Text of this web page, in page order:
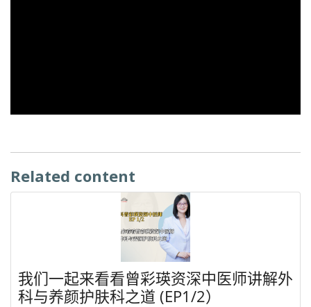
Related content
我们一起来看看曾彩瑛资深中医师讲解外
科与养颜护肤科之道 (EP1/2）